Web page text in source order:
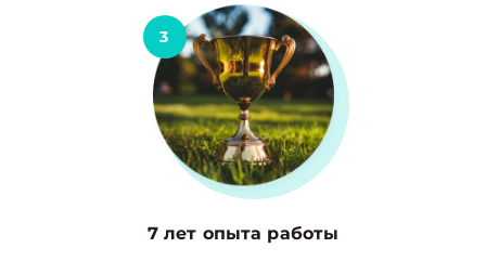
3
7 лет опыта работы